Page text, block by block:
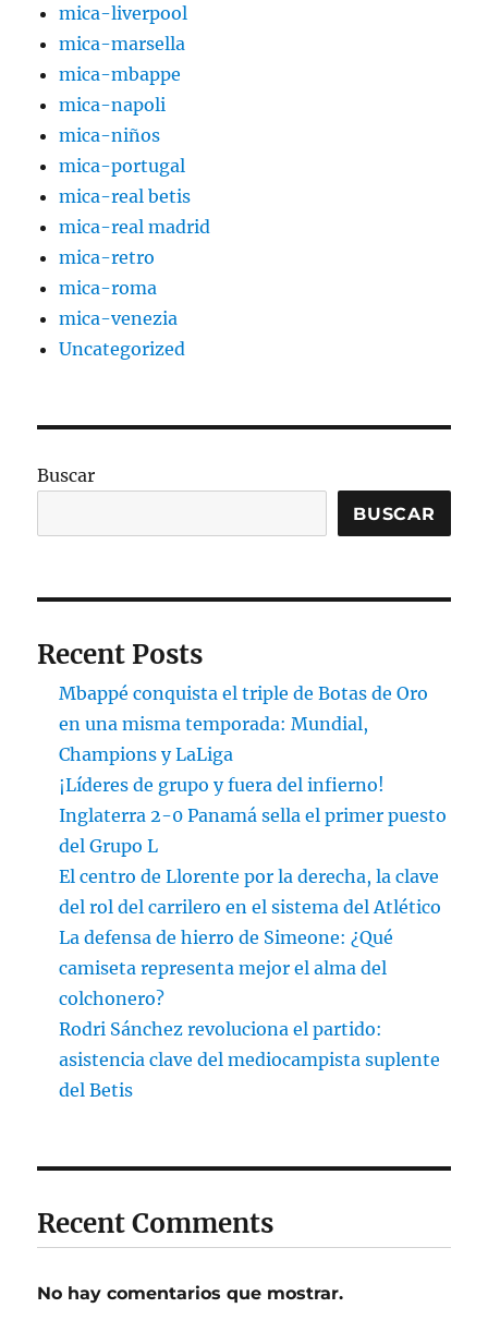
mica-liverpool
mica-marsella
mica-mbappe
mica-napoli
mica-niños
mica-portugal
mica-real betis
mica-real madrid
mica-retro
mica-roma
mica-venezia
Uncategorized
Buscar
BUSCAR
Recent Posts
Mbappé conquista el triple de Botas de Oro
en una misma temporada: Mundial,
Champions y LaLiga
¡Líderes de grupo y fuera del infierno!
Inglaterra 2-0 Panamá sella el primer puesto
del Grupo L
El centro de Llorente por la derecha, la clave
del rol del carrilero en el sistema del Atlético
La defensa de hierro de Simeone: ¿Qué
camiseta representa mejor el alma del
colchonero?
Rodri Sánchez revoluciona el partido:
asistencia clave del mediocampista suplente
del Betis
Recent Comments
No hay comentarios que mostrar.